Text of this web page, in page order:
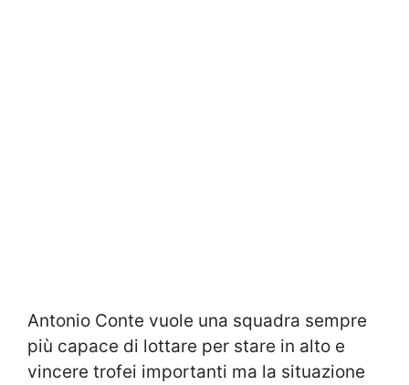
Antonio Conte vuole una squadra sempre
più capace di lottare per stare in alto e
vincere trofei importanti ma la situazione